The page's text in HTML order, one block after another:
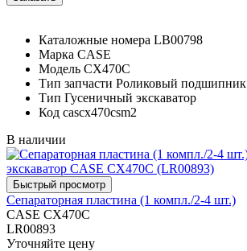
Каталожные номера LB00798
Марка CASE
Модель CX470C
Тип запчасти Роликовый подшипник
Тип Гусеничный экскаватор
Код cascx470csm2
В наличии
Сепараторная пластина (1 компл./2-4 шт.)
CASE CX470C
LR00893
Уточняйте цену